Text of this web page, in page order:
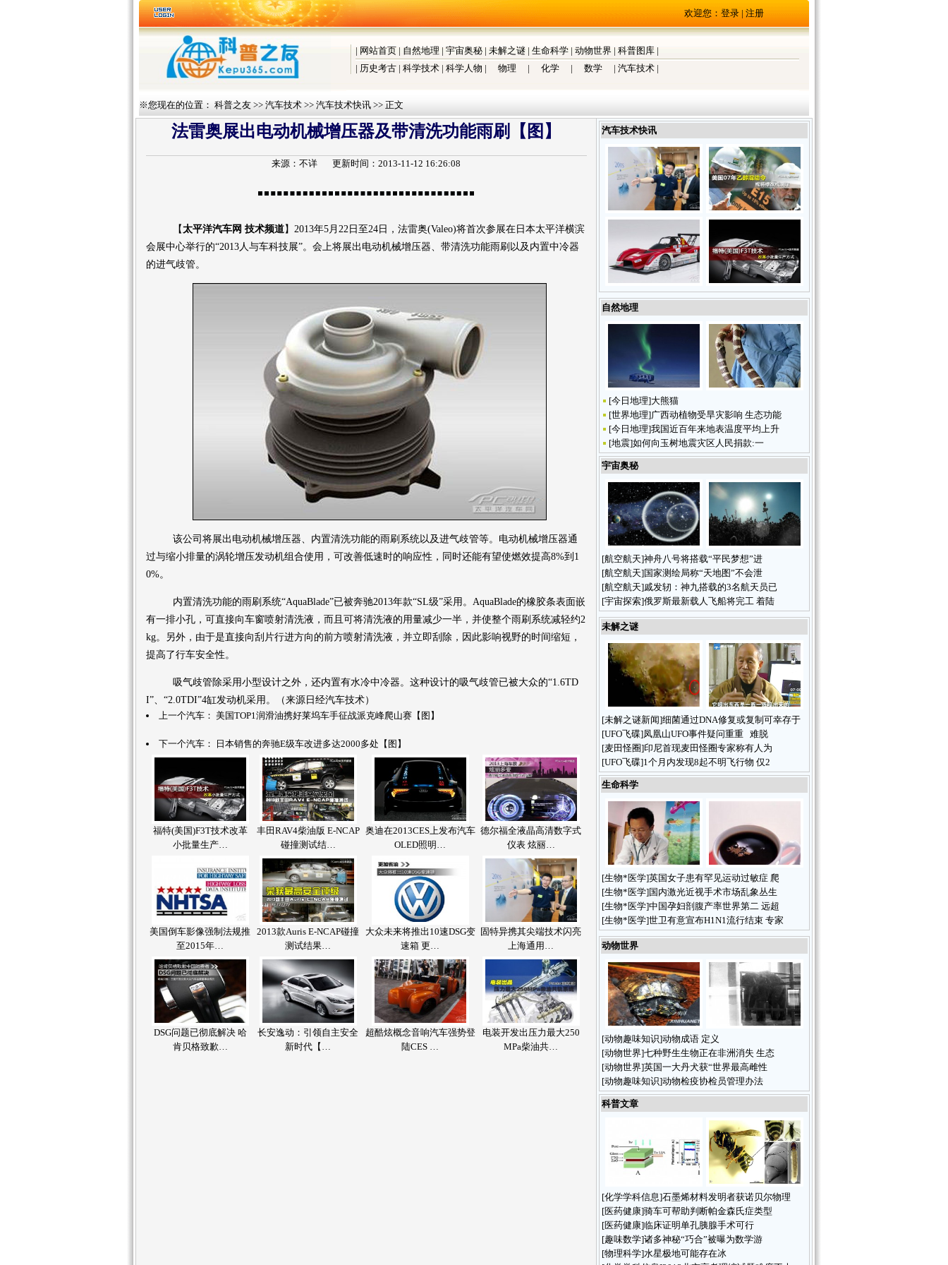
欢迎您： 登录| 注册
| 网站首页 | 自然地理 | 宇宙奥秘 | 未解之谜 | 生命科学 | 动物世界 | 科普图库 |
| 历史考古 | 科学技术 | 科学人物 | 物理 | 化学 | 数学 | 汽车技术 |
※您现在的位置： 科普之友 >> 汽车技术 >> 汽车技术快讯 >> 正文
法雷奥展出电动机械增压器及带清洗功能雨刷【图】
来源： 不详 更新时间：2013-11-12 16:26:08
【太平洋汽车网 技术频道】2013年5月22日至24日，法雷奥(Valeo)将首次参展在日本太平洋横滨
会展中心举行的“2013人与车科技展”。会上将展出电动机械增压器、带清洗功能雨刷以及内置中冷器
的进气歧管。
该公司将展出电动机械增压器、内置清洗功能的雨刷系统以及进气歧管等。电动机械增压器通
过与缩小排量的涡轮增压发动机组合使用，可改善低速时的响应性，同时还能有望使燃效提高8%到1
0%。
内置清洗功能的雨刷系统“AquaBlade”已被奔驰2013年款“SL级”采用。AquaBlade的橡胶条表面嵌
有一排小孔，可直接向车窗喷射清洗液，而且可将清洗液的用量减少一半，并使整个雨刷系统减轻约2
kg。另外，由于是直接向刮片行进方向的前方喷射清洗液，并立即刮除，因此影响视野的时间缩短，
提高了行车安全性。
吸气歧管除采用小型设计之外，还内置有水冷中冷器。这种设计的吸气歧管已被大众的“1.6TD
I”、“2.0TDI”4缸发动机采用。（来源日经汽车技术）
上一个汽车： 美国TOP1润滑油携好莱坞车手征战派克峰爬山赛【图】
下一个汽车： 日本销售的奔驰E级车改进多达2000多处【图】
福特(美国)F3T技术改革
小批量生产…
丰田RAV4柴油版 E-NCAP
碰撞测试结…
奥迪在2013CES上发布汽车
OLED照明…
德尔福全液晶高清数字式
仪表 炫丽…
美国倒车影像强制法规推
至2015年…
2013款Auris E-NCAP碰撞
测试结果…
大众未来将推出10速DSG变
速箱 更…
固特异携其尖端技术闪亮
上海通用…
DSG问题已彻底解决 哈
肯贝格致歉…
长安逸动：引领自主安全
新时代【…
超酷炫概念音响汽车强势登
陆CES …
电装开发出压力最大250
MPa柴油共…
汽车技术快讯
自然地理
[今日地理]大熊猫
[世界地理]广西动植物受旱灾影响 生态功能
[今日地理]我国近百年来地表温度平均上升
[地震]如何向玉树地震灾区人民捐款:一
宇宙奥秘
[航空航天]神舟八号将搭载“平民梦想”进
[航空航天]国家测绘局称“天地图”不会泄
[航空航天]戚发轫：神九搭载的3名航天员已
[宇宙探索]俄罗斯最新载人飞船将完工 着陆
未解之谜
[未解之谜新闻]细菌通过DNA修复或复制可幸存于
[UFO飞碟]凤凰山UFO事件疑问重重 难脱
[麦田怪圈]印尼首现麦田怪圈专家称有人为
[UFO飞碟]1个月内发现8起不明飞行物 仅2
生命科学
[生物*医学]英国女子患有罕见运动过敏症 爬
[生物*医学]国内激光近视手术市场乱象丛生
[生物*医学]中国孕妇剖腹产率世界第二 远超
[生物*医学]世卫有意宣布H1N1流行结束 专家
动物世界
[动物趣味知识]动物成语 定义
[动物世界]七种野生生物正在非洲消失 生态
[动物世界]英国一大丹犬获“世界最高雌性
[动物趣味知识]动物检疫协检员管理办法
科普文章
[化学学科信息]石墨烯材料发明者获诺贝尔物理
[医药健康]骑车可帮助判断帕金森氏症类型
[医药健康]临床证明单孔胰腺手术可行
[趣味数学]诸多神秘“巧合”被曝为数学游
[物理科学]水星极地可能存在冰